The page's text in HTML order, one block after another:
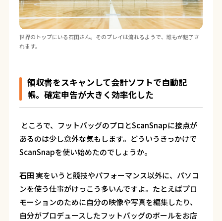
世界のトップにいる石田さん。そのプレイは流れるようで、誰もが魅了さ
れます。
領収書をスキャンして会計ソフトで自動記
帳。確定申告が大きく効率化した
―― ところで、フットバッグのプロとScanSnapに接点が
あるのは少し意外な気もします。どういうきっかけで
ScanSnapを使い始めたのでしょうか。
石田 実をいうと競技やパフォーマンス以外に、パソコ
ンを使う仕事がけっこう多いんですよ。たとえばプロ
モーションのために自分の映像や写真を編集したり、
自分がプロデュースしたフットバッグのボールをお店